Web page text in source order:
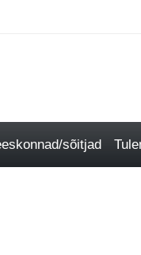
sõitjad